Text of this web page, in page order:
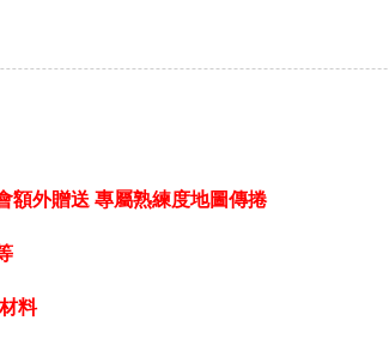
額外贈送 專屬熟練度地圖傳捲
料